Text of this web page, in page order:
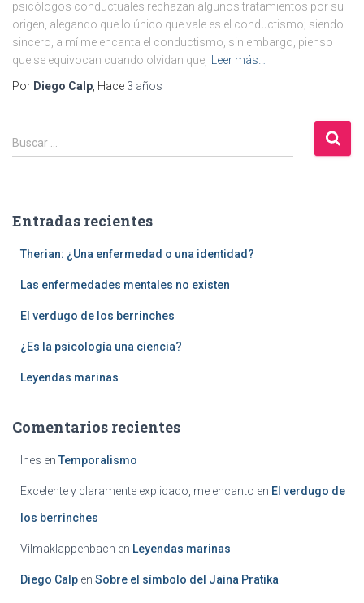
psicólogos conductuales rechazan algunos tratamientos por su
origen, alegando que lo único que vale es el conductismo; siendo
sincero, a mí me encanta el conductismo, sin embargo, pienso
que se equivocan cuando olvidan que,
Leer más…
Por Diego Calp , Hace 3 años
B
u
r
Buscar …
Entradas recientes
Therian: ¿Una enfermedad o una identidad?
Las enfermedades mentales no existen
El verdugo de los berrinches
¿Es la psicología una ciencia?
Leyendas marinas
Comentarios recientes
Ines en Temporalismo
Excelente y claramente explicado, me encanto en El verdugo de
los berrinches
Vilmaklappenbach en Leyendas marinas
Diego Calp en Sobre el símbolo del Jaina Pratika